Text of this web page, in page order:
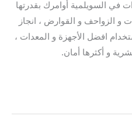
السويلمية أوامرك بقدرتها
و الزواحف و القوارض ، انجاز
افضل الأجهزة و المعدات ،
و أكثرها أمان.